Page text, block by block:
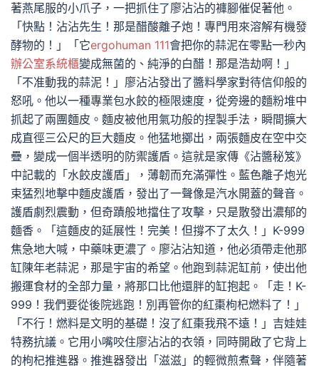
著燕尾服的小爪子，一把抓住了廖沾沾的褲腳催促著他。
「快點！沾沾先生！那是醋酸離子炮！專門用來溶解有機發
酵物的！」「它ergohuman 111會把你的蒜泥在零點一秒內
辦公室系統櫃變成無菌的、純淨的白醋！那是浩劫啊！」
「不准動我的蒜泥！」廖沾沾發出了醬料學家對待信仰般的
怒吼。他以一種專業包水餃的極限速度，從旁邊的麵粉堆中
抓起了兩團麵皮。麵皮被他用氣功般的捏製手法，瞬間擴大
成直徑三公尺的巨大麵皮。他猛地擲出，兩張麵皮在空中交
疊，變成一個半透明的防禦護盾。這就是家傳《沾醬秘笈》
中記載的「水餃皮護盾」，薄韌而充滿彈性。藍色離子炮光
束猛烈地擊中麵皮護盾，發出了一聲像是汽水開蓋的聲音。
護盾劇烈震動，但奇蹟般地擋住了攻擊，只是散發出濃郁的
麵香。「這麵皮的延展性！完美！但撐不了太久！」K-999
焦急地大喊，中藥味更濃了。廖沾沾知道，他必須帶走他那
缸陳年老蒜泥，那是宇宙的希望。他跑到蒜泥缸前，使出他
搬運食材的全部力量，將那口比他還胖的缸抱起。「走！K-
999！我們要從後院逃跑！別再管你的紅棗枸杞燃料了！」
「不行！燃料是文明的基礎！沒了紅棗我飛不遠！」吉娃娃
特務抗議。它用小嘴咬住廖沾沾的衣領，同時開啟了它背上
的枸杞推進器。推進器發出「滋滋」的輕微煎煮聲，伴隨著